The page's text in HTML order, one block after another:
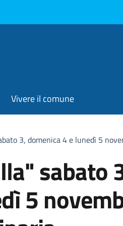
Vivere il comune
3, domenica 4 e lunedì 5
sabato
5